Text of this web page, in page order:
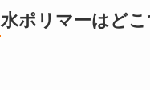
水ポリマーはど